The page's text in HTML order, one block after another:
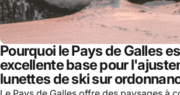
Pourquoi le Pays de Galles
excellente base pour
lunettes de ski sur